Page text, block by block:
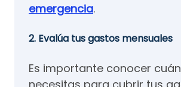
emergencia.
2. Evalúa tus gastos mensuales
Es importante conocer